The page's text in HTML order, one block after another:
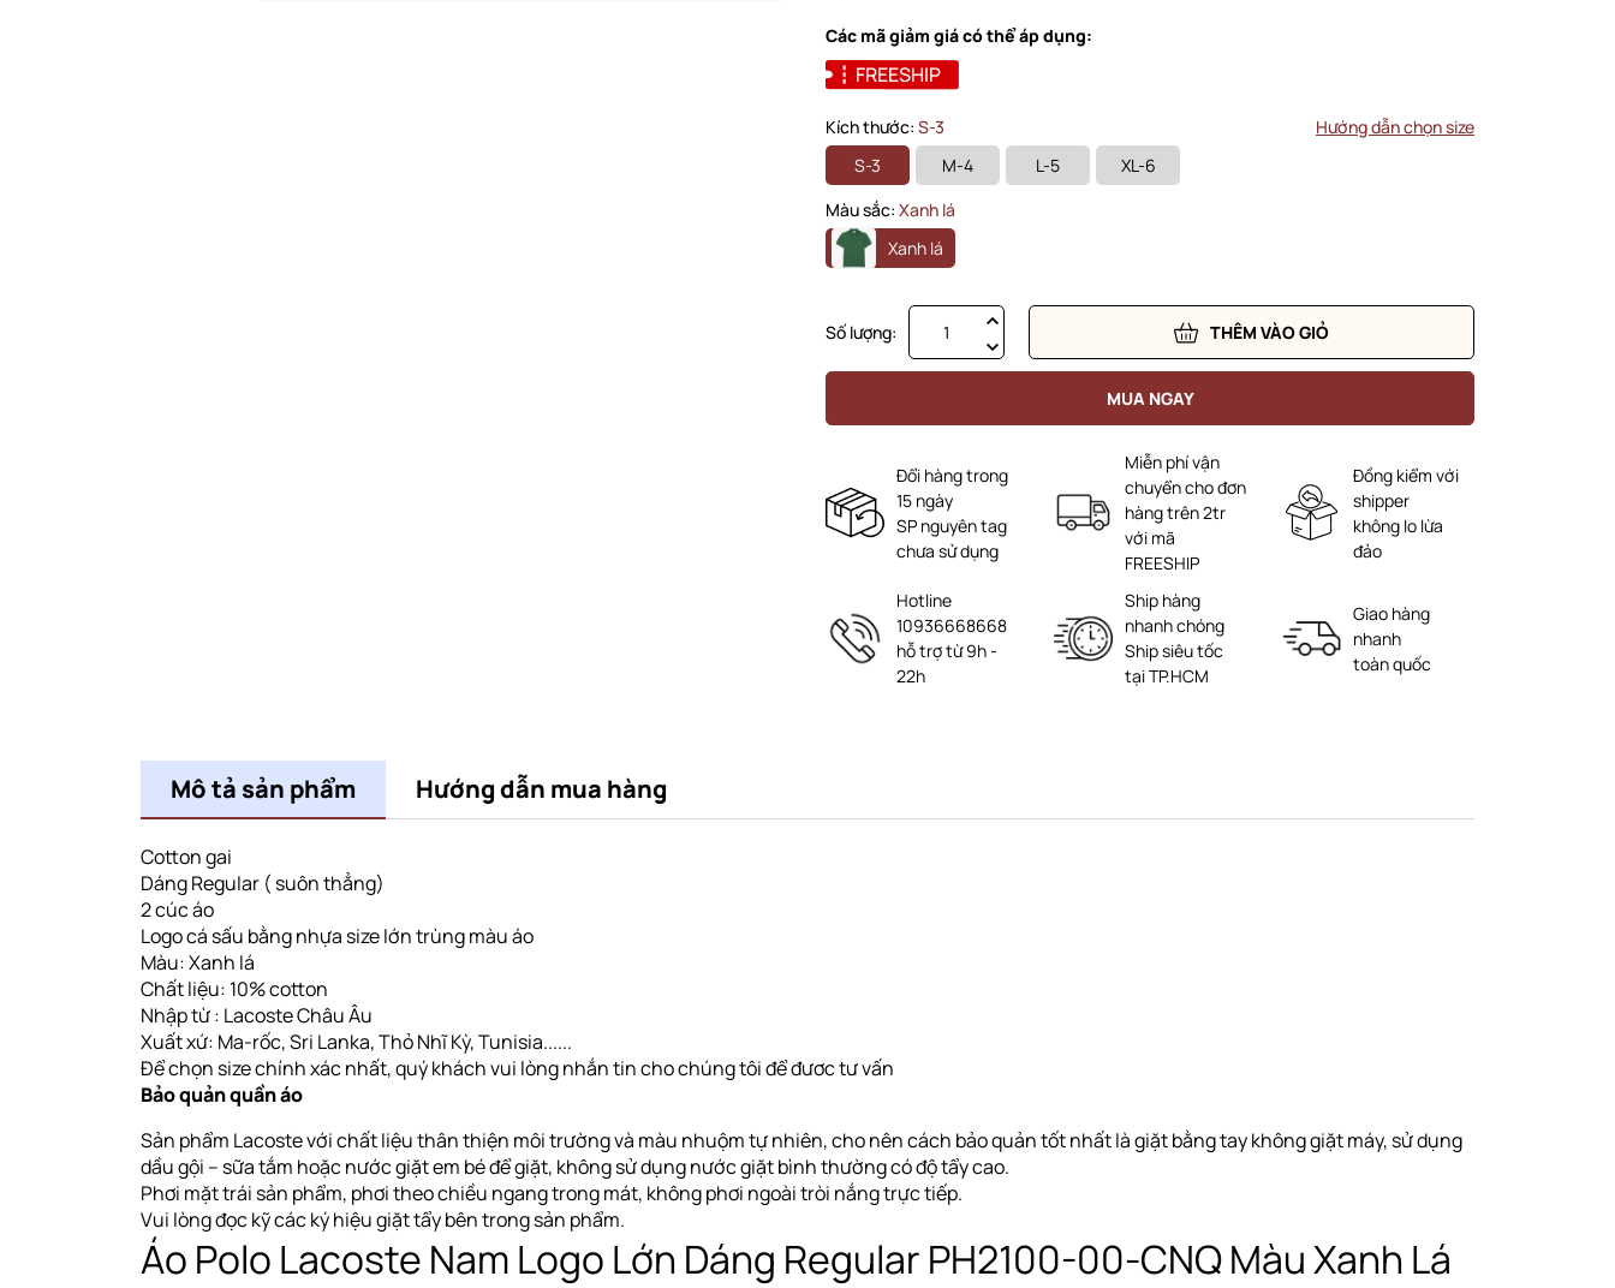
Các mã giảm giá có thể áp dụng:
FREESHIP
Kích thước: S-3
Hướng dẫn chọn size
S-3
M-4 L-5
XL-6
Màu sắc: Xanh lá
Xanh lá
Số lượng: THÊM VÀO GIỎ
MUA NGAY
Đổi hàng trong
15 ngày
SP nguyên tag
chưa sử dụng
Miễn phí vận
chuyển cho đơn
hàng trên 2tr
với mã
FREESHIP
Đồng kiểm với
shipper
không lo lừa
đảo
Hotline
10936668668
hỗ trợ từ 9h -
22h
Ship hàng
nhanh chóng
Ship siêu tốc
tại TP.HCM
Giao hàng
nhanh
toàn quốc
Mô tả sản phẩm Hướng dẫn mua hàng
Cotton gai
Dáng Regular ( suôn thẳng)
2 cúc áo
Logo cá sấu bằng nhựa size lớn trùng màu áo
Màu: Xanh lá
Chất liệu: 10% cotton
Nhập từ : Lacoste Châu Âu
Xuất xứ: Ma-rốc, Sri Lanka, Thỏ Nhĩ Kỳ, Tunisia......
Để chọn size chính xác nhất, quý khách vui lòng nhắn tin cho chúng tôi để đươc tư vấn
Bảo quản quần áo
Sản phẩm Lacoste với chất liệu thân thiện môi trường và màu nhuộm tự nhiên, cho nên cách bảo quản tốt nhất là giặt bằng tay không giặt máy, sử dụng
dầu gội – sữa tắm hoặc nước giặt em bé để giặt, không sử dụng nước giặt bình thường có độ tẩy cao.
Phơi mặt trái sản phẩm, phơi theo chiều ngangtrong mát, không phơi ngoài tròi nắng trực tiếp.
Vui lòng đọc kỹ các ký hiệu giặt tẩy bên trong sản phẩm.
Áo Polo Lacoste Nam Logo Lớn Dáng Regular PH2100-00-CNQ Màu Xanh Lá